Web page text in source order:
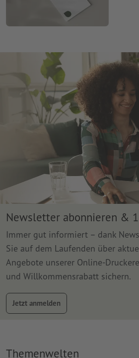
Newsletter abonnieren &
Immer gut informiert – dank
Sie auf dem Laufenden über
Angebote unserer Online-
und Willkommensrabatt sichern.
Jetzt anmelden
Themenwelten